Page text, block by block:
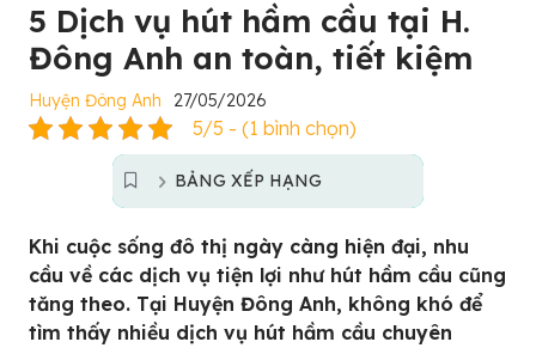
5 Dịch vụ hút hầm cầu tại H.
Đông Anh an toàn, tiết kiệm
Huyện Đông Anh 27/05/2026
5/5 - (1 bình chọn)
BẢNG XẾP HẠNG
Khi cuộc sống đô thị ngày càng hiện đại, nhu
cầu về các dịch vụ tiện lợi như hút hầm cầu cũng
tăng theo. Tại Huyện Đông Anh, không khó để
tìm thấy nhiều dịch vụ hút hầm cầu chuyên